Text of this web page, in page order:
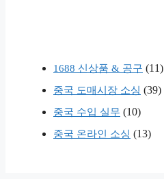
1688 신상품 & 공구 (11)
중국 도매시장 소싱 (39)
중국 수입 실무 (10)
중국 온라인 소싱 (13)